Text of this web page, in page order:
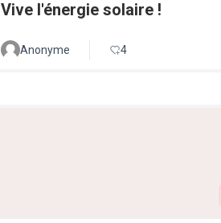
Vive l'énergie solaire !
Anonyme 4